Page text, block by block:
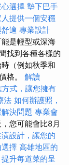
選擇 墊下巴手
提供一個安穩
適 專業設計
是輕型或深海
找到各種各樣的
（例如秋季和
格。 解讀
式，讓您擁有
法 如何辦護照，
決問題 專業會
您可能會比8月
設計，讓您的
擇 高雄地區的
升每道菜的呈